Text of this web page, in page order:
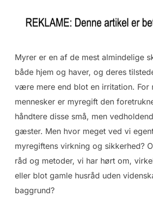
Myrer er en af de mest almindelige
både hjem og haver, og deres
være mere end blot en irritation. For
mennesker er myregift den
håndtere disse små, men
gæster. Men hvor meget ved vi
myregiftens virkning og sikkerhed?
råd og metoder, vi har hørt om,
eller blot gamle husråd uden
baggrund?